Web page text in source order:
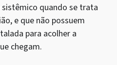
quando se trata
e que não possuem
para acolher a
chegam.